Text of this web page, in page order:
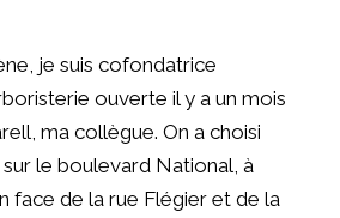
je suis cofondatrice
ouverte il y a un mois
ma collègue. On a choisi
sur le boulevard National, à
face de la rue Flégier et de la